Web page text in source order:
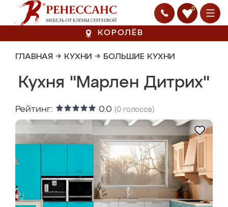
0
КОРОЛЁВ
ГЛАВНАЯ → КУХНИ → БОЛЬШИЕ КУХНИ
Кухня "Марлен Дитрих"
Рейтинг: 0.0 (0 голосов)